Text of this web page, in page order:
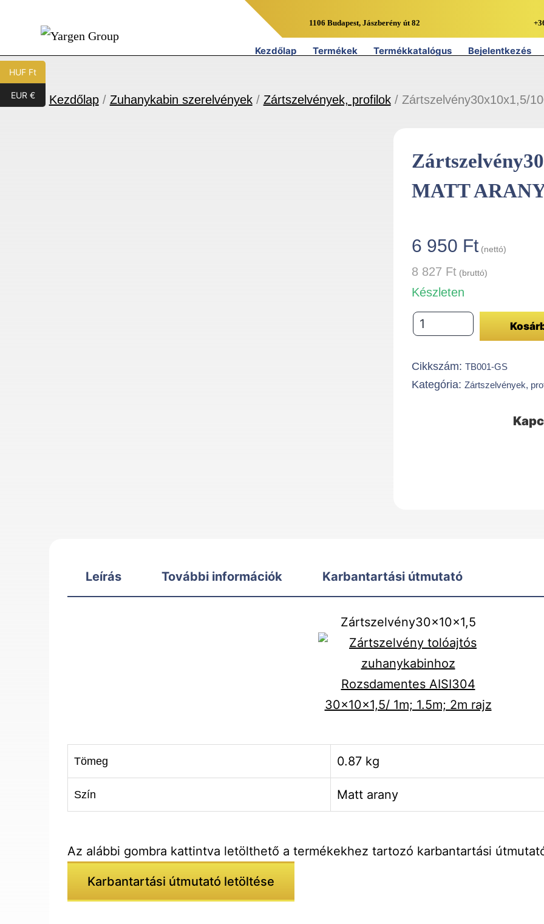
1106 Budapest, Jászberény út 82
Yargen
Group
Kezdőlap Termékek Termékkatalógus Bejelentkezés
Kezdőlap/ Zuhanykabin szerelvények/ Zártszelvények, profilok/ Zártszelvény30x10x1,5/
MATT
6 950 Ft (nettó)
8 827 Ft (bruttó)
Készleten
mm
mennyiség
Cikkszám:TB001-GS
Kategória:Zártszelvények,
Leírás További információk Karbantartási útmutató
Zártszelvény30x10x1,5
Tömeg 0.87 kg
Szín Matt arany
Az alábbi gombra kattintva letölthető a termékekhez tartozó karbantartási
Karbantartási útmutató letöltése
HUF Ft
EUR €